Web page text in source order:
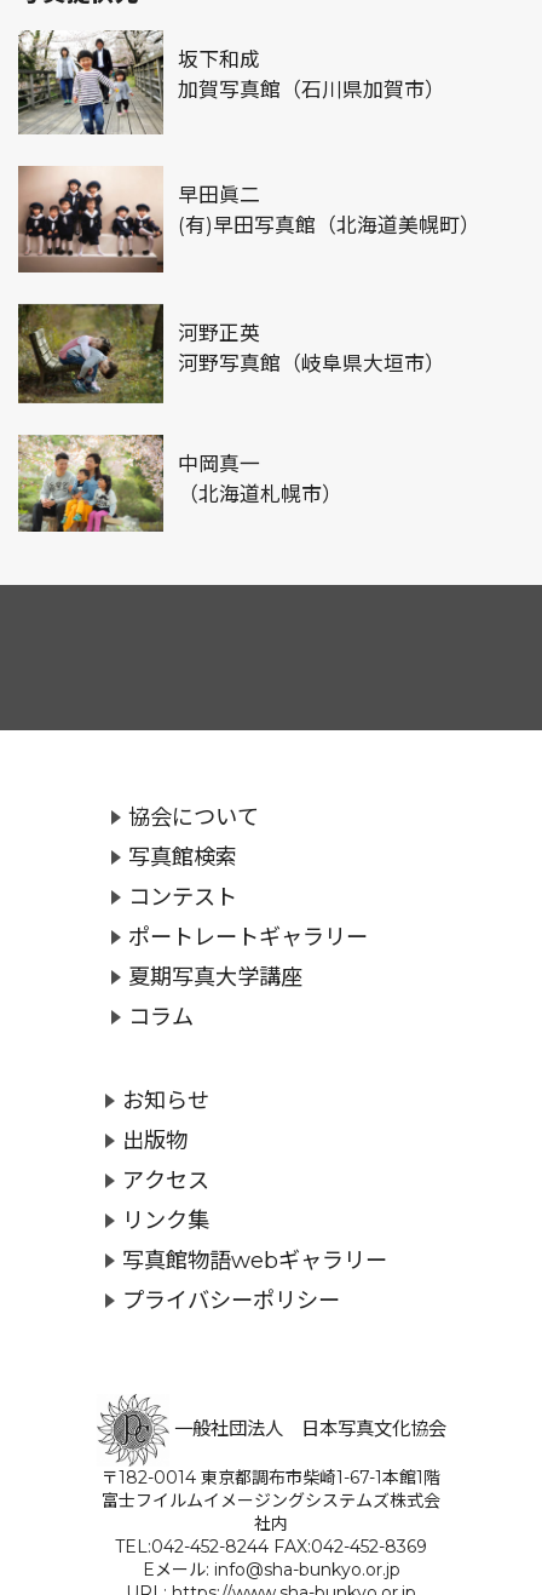
坂下和成
加賀写真館（石川県加賀市）
早田眞二
(有)早田写真館（北海道美幌町）
河野正英
河野写真館（岐阜県大垣市）
中岡真一
（北海道札幌市）
協会について
写真館検索
コンテスト
ポートレートギャラリー
夏期写真大学講座
コラム
お知らせ
出版物
アクセス
リンク集
写真館物語webギャラリー
プライバシーポリシー
一般社団法人 日本写真文化協会
〒182-0014 東京都調布市柴崎1-67-1本館1階
富士フイルムイメージングシステムズ株式会
社内
TEL:042-452-8244 FAX:042-452-8369
Eメール: info@sha-bunkyo.or.jp